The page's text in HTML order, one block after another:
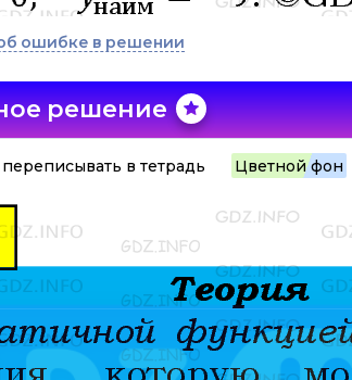
ошибке в решении
решение
переписывать в тетрадь Цветной фон